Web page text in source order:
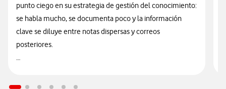
punto ciego en su estrategia de gestión del conocimiento:
se habla mucho, se documenta poco y la información
clave se diluye entre notas dispersas y correos
posteriores.
Microsoft 365 Copilot cambia esta rutina, ya que permite